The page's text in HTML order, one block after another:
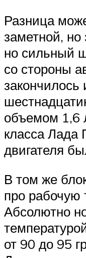
Разница
заметной, но
но сильный
со стороны
закончилось
объемом
класса Лада
двигателя
В том же
про рабочую
Абсолютно
от 90 до 95